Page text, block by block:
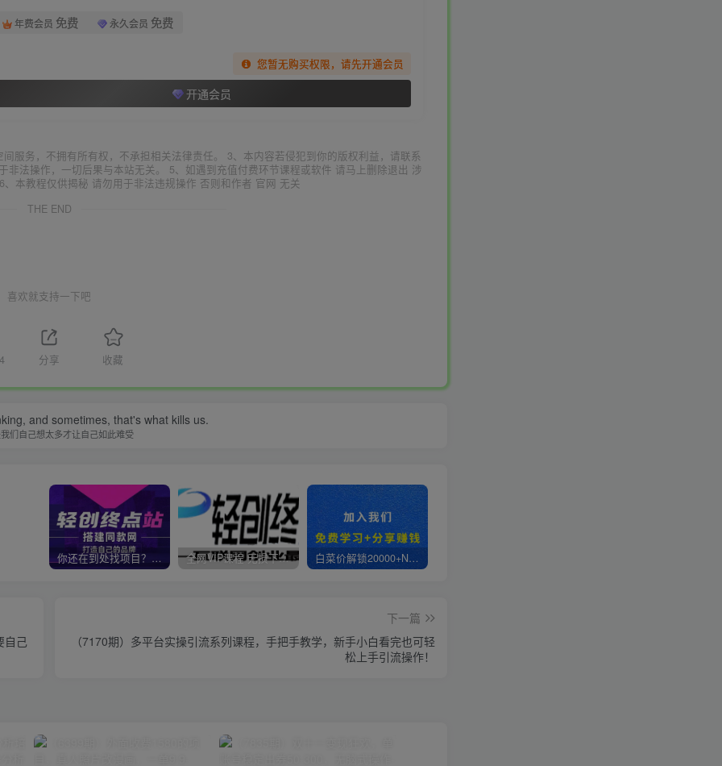
年费会员 免费 永久会员 免费
您暂无购买权限，请先开通会员
开通会员
服务，不拥有所有权，不承担相关法律责任。 3、本内容若侵犯到你的版权利益，请联系
法操作，一切后果与本站无关。 5、如遇到充值付费环节课程或软件 请马上删除退出 涉
本教程仅供揭秘 请勿用于非法违规操作 否则和作者 官网 无关
THE END
喜欢就支持一下吧
分享 收藏
and sometimes, that's what kills us.
们自己想太多才让自己如此难受
你还在到处找项目？还在当韭菜？我靠卖项目一个月收入5万+，曾经我也是个失败者。 全网VIP课程 无损下载~ 白菜价解锁20000+N个赚钱机会，加入轻创终点站会员，全站资源免费学习。
自己
下一篇
（7170期）多平台实操引流系列课程，手把手教学，新手小白看完也可轻
松上手引流操作！